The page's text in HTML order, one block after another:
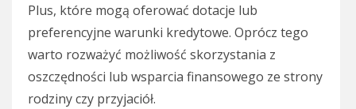
Plus, które mogą oferować dotacje lub
preferencyjne warunki kredytowe. Oprócz tego
warto rozważyć możliwość skorzystania z
oszczędności lub wsparcia finansowego ze strony
rodziny czy przyjaciół.